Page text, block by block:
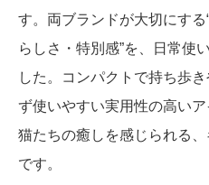
す。両ブランドが大切にする
らしさ・特別感”を、日常使
した。コンパクトで持ち歩
ず使いやすい実用性の高い
猫たちの癒しを感じられる
です。